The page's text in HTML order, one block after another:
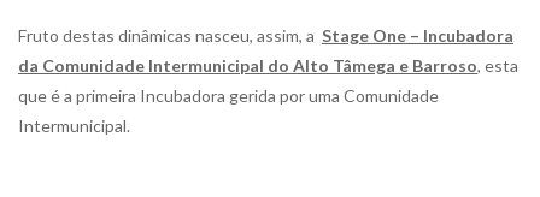
Fruto destas dinâmicas nasceu, assim, a Stage One – Incubadora
da Comunidade Intermunicipal do Alto Tâmega e Barroso, esta
que é a primeira Incubadora gerida por uma Comunidade
Intermunicipal.